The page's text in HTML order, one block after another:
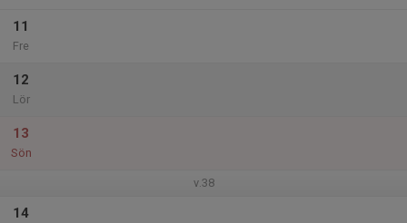
11
Fre
12
Lör
13
Sön
v.38
14